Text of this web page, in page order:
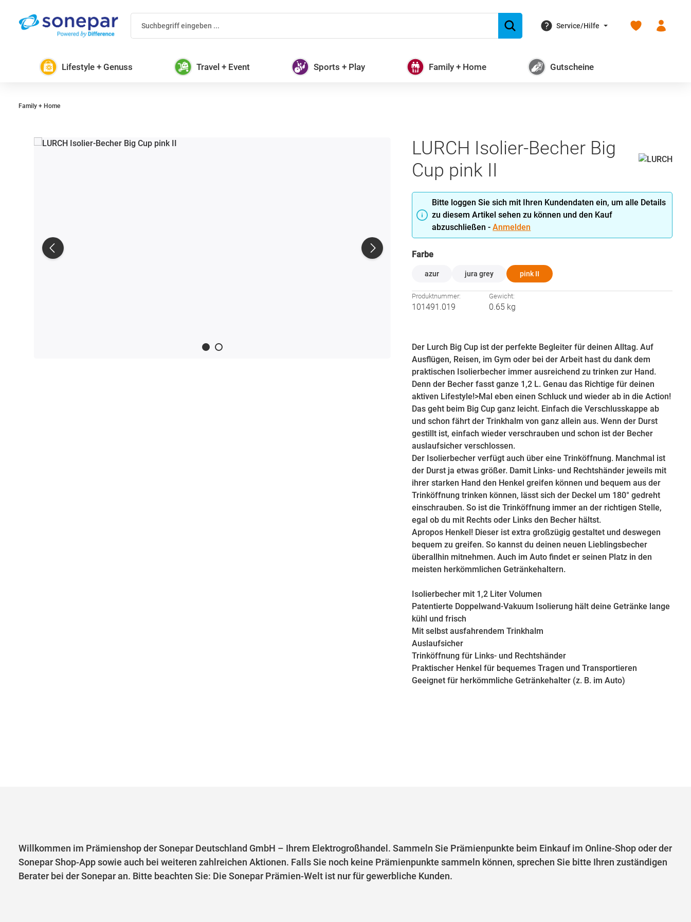
Hauptinhalt springen
Zur Suche springen
Zur Hauptnavigation springen
Service/Hilfe
Du hast 0
Lifestyle + Genuss Travel + Event Sports + Play Family + Home Gutscheine
Family + Home
LURCH Isolier-Becher Big
Cup pink II
Bitte loggen Sie sich mit Ihren Kundendaten ein, um alle Details
zu diesem Artikel sehen zu können und den Kauf
abzuschließen -Anmelden
Farbeauswählen
azur jura grey pink II
Produktnummer:
101491.019
Gewicht:
0.65 kg
Der Lurch Big Cup ist der perfekte Begleiter für deinen Alltag. Auf
Ausflügen, Reisen, im Gym oder bei der Arbeit hast du dank dem
praktischen Isolierbecher immer ausreichend zu trinken zur Hand.
Denn der Becher fasst ganze 1,2 L. Genau das Richtige für deinen
aktiven Lifestyle!>Mal eben einen Schluck und wieder ab in die Action!
Das geht beim Big Cup ganz leicht. Einfach die Verschlusskappe ab
und schon fährt der Trinkhalm von ganz allein aus. Wenn der Durst
gestillt ist, einfach wieder verschrauben und schon ist der Becher
auslaufsicher verschlossen.
Der Isolierbecher verfügt auch über eine Trinköffnung. Manchmal ist
der Durst ja etwas größer. Damit Links- und Rechtshänder jeweils mit
ihrer starken Hand den Henkel greifen können und bequem aus der
Trinköffnung trinken können, lässt sich der Deckel um 180° gedreht
einschrauben. So ist die Trinköffnung immer an der richtigen Stelle,
egal ob du mit Rechts oder Links den Becher hältst.
Apropos Henkel! Dieser ist extra großzügig gestaltet und deswegen
bequem zu greifen. So kannst du deinen neuen Lieblingsbecher
überallhin mitnehmen. Auch im Auto findet er seinen Platz in den
meisten herkömmlichen Getränkehaltern.
Isolierbecher mit 1,2 Liter Volumen
Patentierte Doppelwand-Vakuum Isolierung hält deine Getränke lange
kühl und frisch
Mit selbst ausfahrendem Trinkhalm
Auslaufsicher
Trinköffnung für Links- und Rechtshänder
Praktischer Henkel für bequemes Tragen und Transportieren
Geeignet für herkömmliche Getränkehalter (z. B. im Auto)
Willkommen im Prämienshop der Sonepar Deutschland GmbH – Ihrem Elektrogroßhandel. Sammeln Sie Prämienpunkte beim Einkauf im Online-Shop oder der
Sonepar Shop-App sowie auch bei weiteren zahlreichen Aktionen. Falls Sie noch keine Prämienpunkte sammeln können, sprechen Sie bitte Ihren zuständigen
Berater bei der Sonepar an. Bitte beachten Sie: Die Sonepar Prämien-Welt ist nur für gewerbliche Kunden.